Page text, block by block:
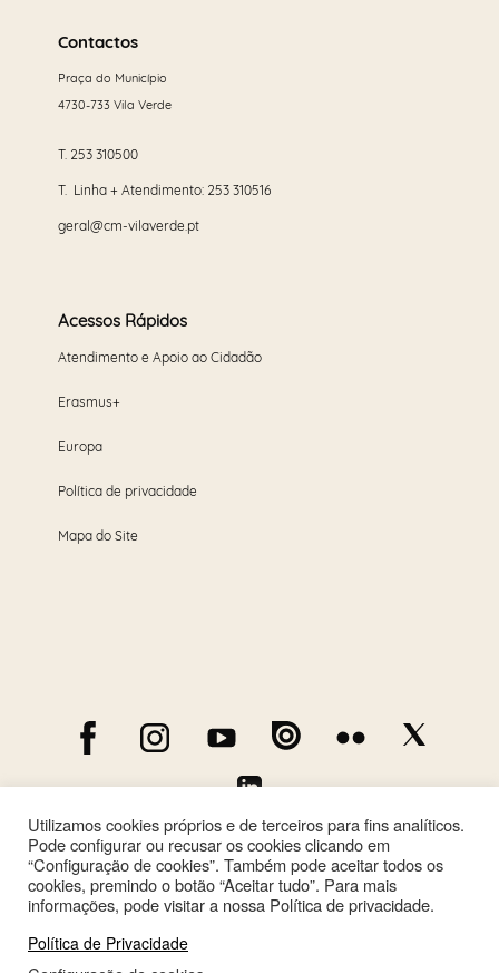
maisContactos
Praça do Município
4730-733 Vila Verde
T. 253 310500
T. Linha + Atendimento: 253 310516
geral@cm-vilaverde.pt
Acessos Rápidos
Atendimento e Apoio ao Cidadão
Erasmus+
Europa
Política de privacidade
Mapa do Site
Utilizamos cookies próprios e de terceiros para fins analíticos.
Pode configurar ou recusar os cookies clicando em
“Configuração de cookies”. Também pode aceitar todos os
cookies, premindo o botão “Aceitar tudo”. Para mais
informações, pode visitar a nossa Política de privacidade.
Política de Privacidade